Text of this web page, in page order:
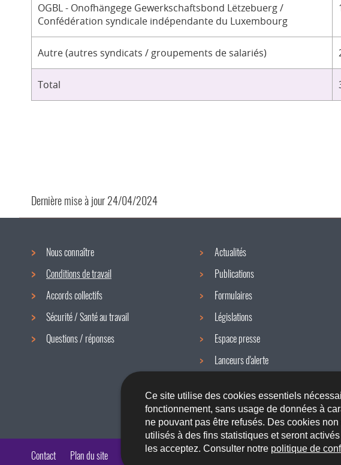
Ce site utilise des cookies essentiels
fonctionnement, sans usage de données à
ne pouvant pas être refusés. Des cookies
utilisés à des fins statistiques et seront
les acceptez. Consulter notre politique de
OGBL - Onofhängege Gewerkschaftsbond Lëtzebuerg /
Confédération syndicale indépendante du Luxembourg
Autre (autres syndicats / groupements de salariés)
Total
Dernière mise à jour24/04/2024
Menu
de
navigation
Nous connaître
Conditions de travail
Accords collectifs
Sécurité / Santé au travail
Questions / réponses
Actualités
Publications
Formulaires
Législations
Espace presse
Lanceurs d'alerte
Contact Plan du site A propos du site Accessibilité Aspects légaux